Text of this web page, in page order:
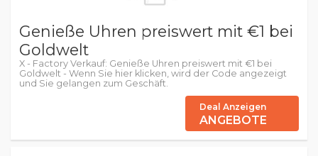
Genieße Uhren preiswert mit €1 bei
Goldwelt
X - Factory Verkauf: Genieße Uhren preiswert mit €1 bei
Goldwelt - Wenn Sie hier klicken, wird der Code angezeigt
und Sie gelangen zum Geschäft.
Deal Anzeigen
ANGEBOTE